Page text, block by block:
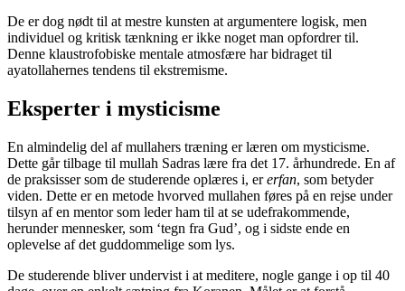
De er dog nødt til at mestre kunsten at argumentere logisk, men
individuel og kritisk tænkning er ikke noget man opfordrer til.
Denne klaustrofobiske mentale atmosfære har bidraget til
ayatollahernes tendens til ekstremisme.
Eksperter i mysticisme
En almindelig del af mullahers træning er læren om mysticisme.
Dette går tilbage til mullah Sadras lære fra det 17. århundrede. En af
de praksisser som de studerende oplæres i, ererfan, som betyder
viden. Dette er en metode hvorved mullahen føres på en rejse under
tilsyn af en mentor som leder ham til at se udefrakommende,
herunder mennesker, som ‘tegn fra Gud’, og i sidste ende en
oplevelse af det guddommelige som lys.
De studerende bliver undervist i at meditere, nogle gange i op til 40